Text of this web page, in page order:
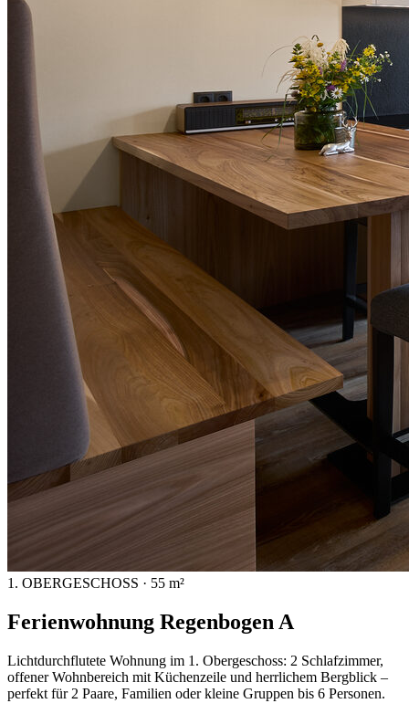
1. OBERGESCHOSS · 55 m²
Ferienwohnung Regenbogen A
Lichtdurchflutete Wohnung im 1. Obergeschoss: 2 Schlafzimmer,
offener Wohnbereich mit Küchenzeile und herrlichem Bergblick –
perfekt für 2 Paare, Familien oder kleine Gruppen bis 6 Personen.